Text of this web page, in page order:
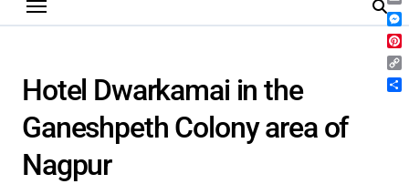
Hotel Dwarkamai in the
Ganeshpeth Colony area of
Nagpur